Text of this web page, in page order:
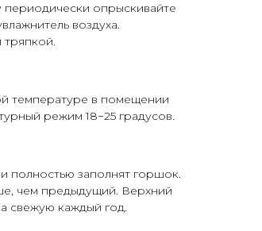
опрыскивайте
воздуха.
тряпкой.
температуре в помещении
режим 18−25 градусов.
полностью заполнят горшок.
чем предыдущий. Верхний
свежую каждый год.